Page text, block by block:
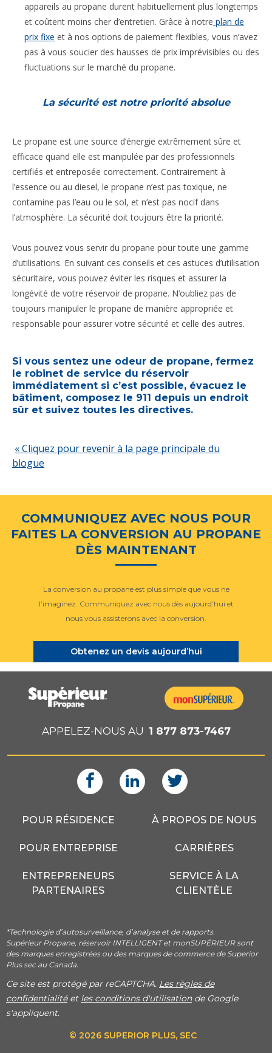
appareils au propane durent habituellement plus longtemps
et coûtent moins cher d’entretien. Grâce à notre plan de
prix fixe et à nos options de paiement flexibles, vous n’avez
pas à vous soucier des hausses de prix imprévisibles ou des
fluctuations sur le marché du propane.
La sécurité est notre priorité absolue
Le propane est une source d’énergie extrêmement sûre et
efficace quand elle est manipulée par des professionnels
certifiés et entreposée correctement. Contrairement à
l’essence ou au diesel, le propane n’est pas toxique, ne
contamine pas l’eau ou le sol, et n’est pas nocif dans
l’atmosphère. La sécurité doit toujours être la priorité.
Vous pouvez vous servir du propane pour toute une gamme
d’utilisations. En suivant ces conseils et ces astuces d’utilisation
sécuritaire, vous pouvez éviter les risques et assurer la
longévité de votre réservoir de propane. N’oubliez pas de
toujours manipuler le propane de manière appropriée et
responsable pour assurer votre sécurité et celle des autres.
Si vous sentez une odeur de propane, fermez
le robinet de service du réservoir
immédiatement si c’est possible, évacuez le
bâtiment, composez le 911 depuis un endroit
sûr et suivez toutes les directives.
« Cliquez pour revenir à la page principale du
blogue
COMMUNIQUEZ AVEC NOUS POUR
FAITES LA CONVERSION AU PROPANE
DÈS MAINTENANT
La conversion au propane est plus simple que vous ne
l’imaginez. Communiquez avec nous dès aujourd’hui et
nous vous assisterons avec la conversion.
Obtenez un devis aujourd’hui
APPELEZ-NOUS AU 1 877 873-7467
POUR RÉSIDENCE
POUR ENTREPRISE
ENTREPRENEURS
PARTENAIRES
À PROPOS DE NOUS
CARRIÈRES
SERVICE À LA
CLIENTÈLE
*Technologie d’autosurveillance, d’analyse et de rapports.
Supérieur Propane, réservoir INTELLIGENT et monSUPÉRIEUR sont
des marques enregistrées ou des marques de commerce de Superior
Plus sec au Canada.
Ce site est protégé par reCAPTCHA. Les règles de
confidentialitéet les conditions d'utilisationde Google
s'appliquent.
© 2026 SUPERIOR PLUS, SEC